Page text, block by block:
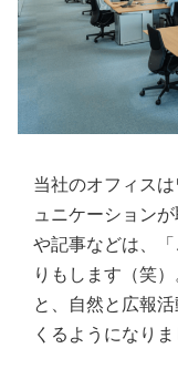
当社のオフィス
ュニケーション
や記事などは、
りもします（笑
と、自然と広報
くるようになりま